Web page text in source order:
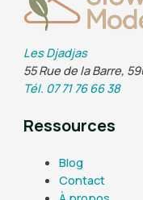
Les Djadjas
55 Rue de la Barre,
Tél. 07 71 76 66 38
Ressources
Blog
Contact